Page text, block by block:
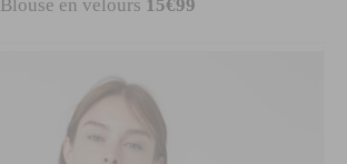
Blouse en velours 15€99